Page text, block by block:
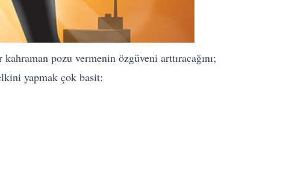
pozu vermenin özgüveni arttıracağını;
yapmak çok basit: